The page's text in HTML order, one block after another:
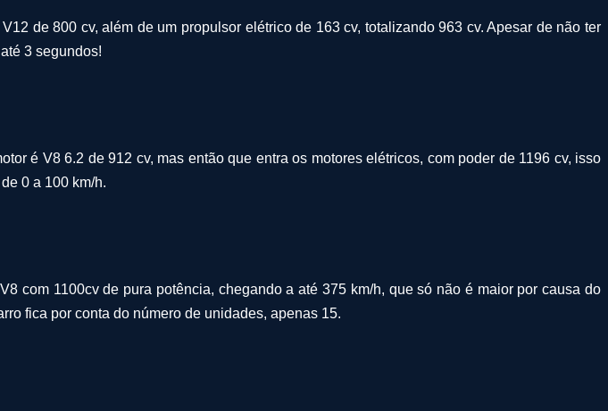
de 800 cv, além de um propulsor elétrico de 163 cv, totalizando 963 cv. Apesar de não ter
3 segundos!
é V8 6.2 de 912 cv, mas então que entra os motores elétricos, com poder de 1196 cv, isso
0 a 100 km/h.
com 1100cv de pura potência, chegando a até 375 km/h, que só não é maior por causa do
fica por conta do número de unidades, apenas 15.